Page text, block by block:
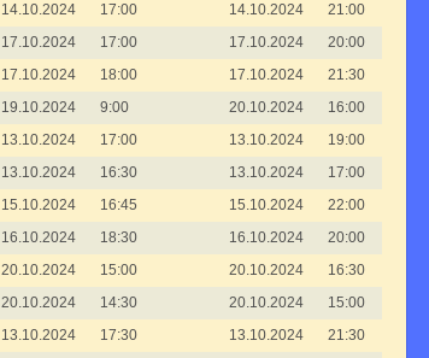
14.10.2024 17:00 14.10.2024
21:00
17.10.2024 17:00 17.10.2024
20:00
17.10.2024 18:00 17.10.2024
21:30
19.10.2024 9:00 20.10.2024
16:00
13.10.2024 17:00 13.10.2024
19:00
13.10.2024 16:30 13.10.2024
17:00
15.10.2024 16:45 15.10.2024
22:00
16.10.2024 18:30 16.10.2024
20:00
20.10.2024 15:00 20.10.2024
16:30
20.10.2024 14:30 20.10.2024
15:00
13.10.2024 17:30 13.10.2024
21:30